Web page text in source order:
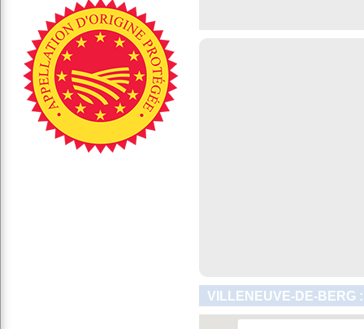
VILLENEUVE-DE-BERG